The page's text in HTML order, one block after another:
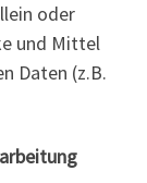
oder
und Mittel
Daten (z.B.